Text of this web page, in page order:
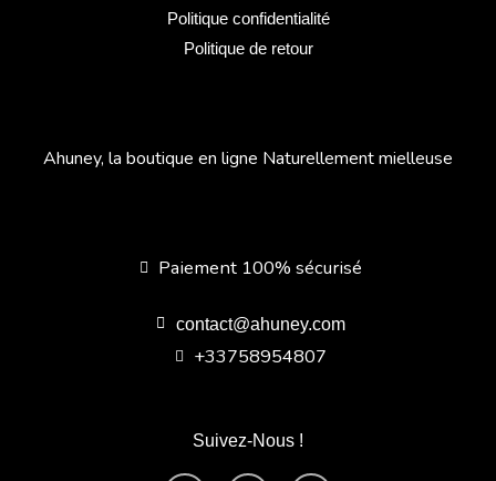
Suivez-Nous !
Ahuney, la boutique en ligne Naturellement mielleuse
Paiement 100% sécurisé
contact@ahuney.com
+33758954807
Politique confidentialité
Politique de retour